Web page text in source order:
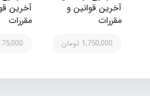
آخرین قوانین و
مقررات
1,750,000 تومان
آخرین
مقررات
1,175,000